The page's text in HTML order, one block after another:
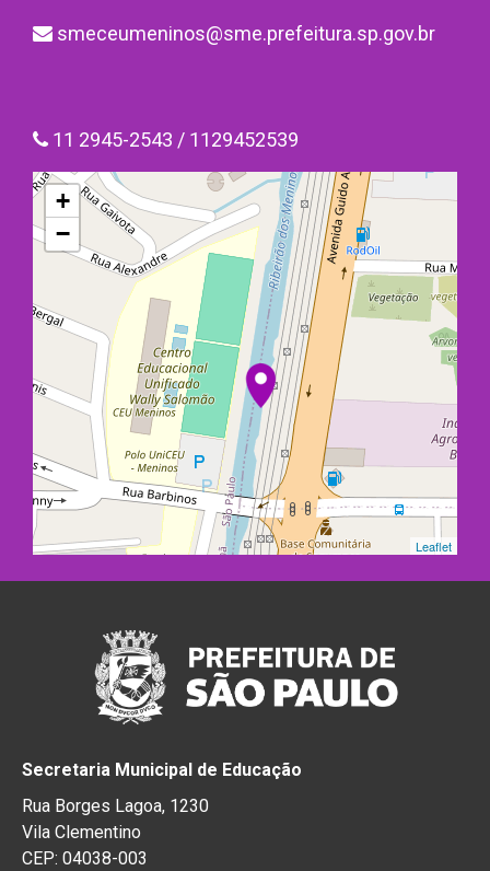
smeceumeninos@sme.prefeitura.sp.gov.br
11 2945-2543 / 1129452539
+
−
Leaflet
Secretaria Municipal de Educação
Rua Borges Lagoa, 1230
Vila Clementino
CEP: 04038-003